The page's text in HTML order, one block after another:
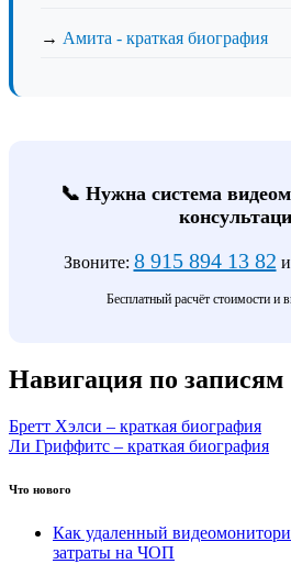
→ Амита - краткая биография
📞 Нужна система
Звоните: 8 915 894 13 82
Бесплатный расчёт стоимости и
Навигация по записям
Бретт Хэлси – краткая биография
Ли Гриффитс – краткая биография
Что нового
Как удаленный
затраты на ЧОП